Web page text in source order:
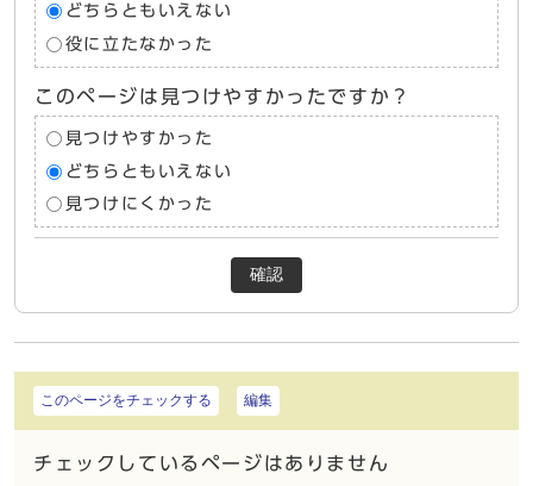
どちらともいえない
役に立たなかった
このページは見つけやすかったですか？
見つけやすかった
どちらともいえない
見つけにくかった
確認
このページをチェックする 編集
チェックしているページはありません